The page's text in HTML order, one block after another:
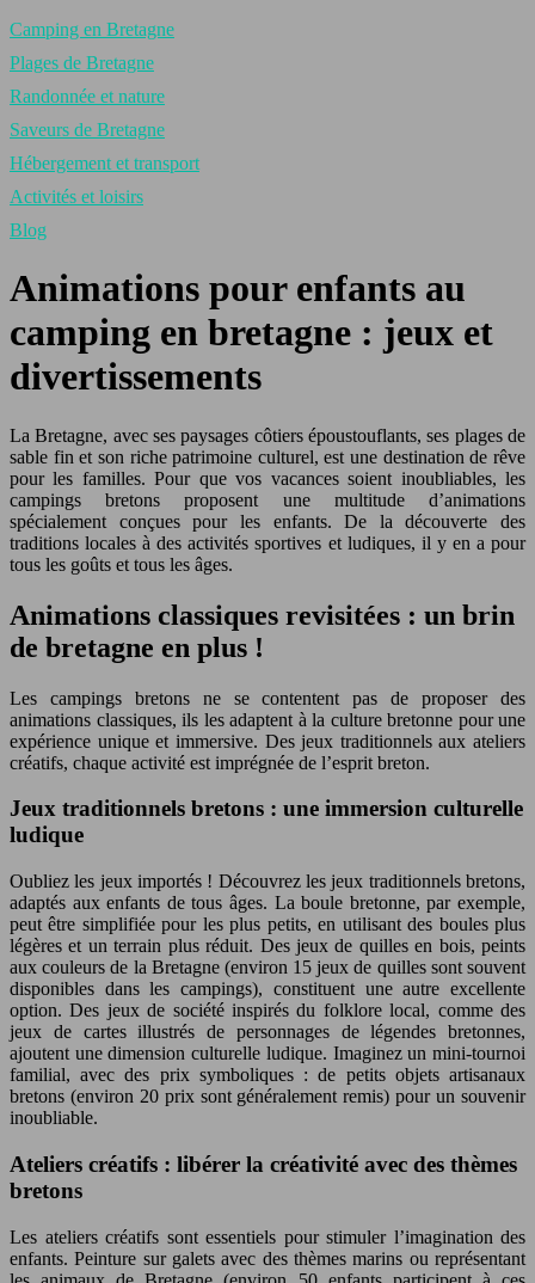
Camping en Bretagne
Plages de Bretagne
Randonnée et nature
Saveurs de Bretagne
Hébergement et transport
Activités et loisirs
Blog
Animations pour enfants au
camping en bretagne : jeux et
divertissements
La Bretagne, avec ses paysages côtiers époustouflants, ses plages de
sable fin et son riche patrimoine culturel, est une destination de rêve
pour les familles. Pour que vos vacances soient inoubliables, les
campings bretons proposent une multitude d’animations
spécialement conçues pour les enfants. De la découverte des
traditions locales à des activités sportives et ludiques, il y en a pour
tous les goûts et tous les âges.
Animations classiques revisitées : un brin
de bretagne en plus !
Les campings bretons ne se contentent pas de proposer des
animations classiques, ils les adaptent à la culture bretonne pour une
expérience unique et immersive. Des jeux traditionnels aux ateliers
créatifs, chaque activité est imprégnée de l’esprit breton.
Jeux traditionnels bretons : une immersion culturelle
ludique
Oubliez les jeux importés ! Découvrez les jeux traditionnels bretons,
adaptés aux enfants de tous âges. La boule bretonne, par exemple,
peut être simplifiée pour les plus petits, en utilisant des boules plus
légères et un terrain plus réduit. Des jeux de quilles en bois, peints
aux couleurs de la Bretagne (environ 15 jeux de quilles sont souvent
disponibles dans les campings), constituent une autre excellente
option. Des jeux de société inspirés du folklore local, comme des
jeux de cartes illustrés de personnages de légendes bretonnes,
ajoutent une dimension culturelle ludique. Imaginez un mini-tournoi
familial, avec des prix symboliques : de petits objets artisanaux
bretons (environ 20 prix sont généralement remis) pour un souvenir
inoubliable.
Ateliers créatifs : libérer la créativité avec des thèmes
bretons
Les ateliers créatifs sont essentiels pour stimuler l’imagination des
enfants. Peinture sur galets avec des thèmes marins ou représentant